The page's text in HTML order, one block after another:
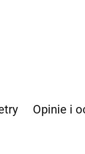
Opinie i